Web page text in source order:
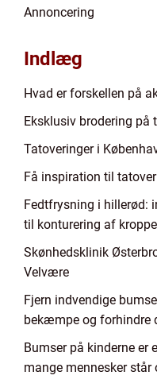
Annoncering
Indlæg
Hvad er forskellen på
Eksklusiv brodering på
Tatoveringer i
Få inspiration til
Fedtfrysning i hillerød:
til konturering af
Skønhedsklinik
Velvære
Fjern indvendige
bekæmpe og forhindre
Bumser på kinderne er
mange mennesker står